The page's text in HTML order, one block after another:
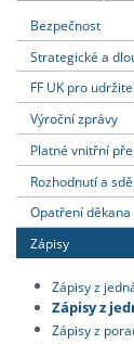
Bezpečnost
Strategické a
FF UK pro
Výroční zprávy
Platné vnitřní
Rozhodnutí a
Opatření děkana
Zápisy
Zápisy z
Zápisy z
Zápisy z